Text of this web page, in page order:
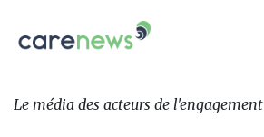
sur:
Carenews,
Le
des
Le média des acteurs de l'engagement